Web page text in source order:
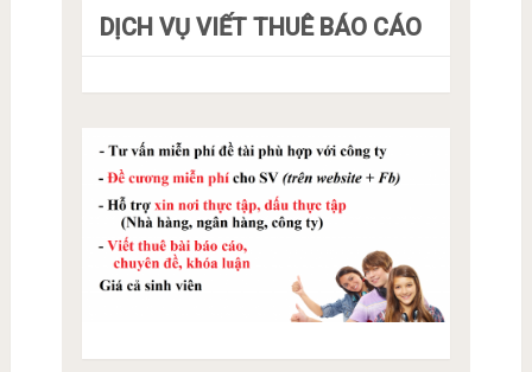
DỊCH VỤ VIẾT THUÊ BÁO CÁO